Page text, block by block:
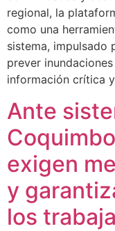
regional, la
como una
sistema, impulsado
prever
información crítica
Ante
exigen
y
los